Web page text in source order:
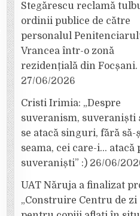
Stegărescu reclamă
ordinii publice de către
personalul
Vrancea într-o zonă
rezidențială din Focșani.
27/06/2026
Cristi Irimia: „Despre
suveranism, suveraniști
se atacă singuri, fără să-
seama, cei care-i… atacă
suveraniști” :) 26/06/
UAT Năruja a finalizat
„Construire Centru de zi